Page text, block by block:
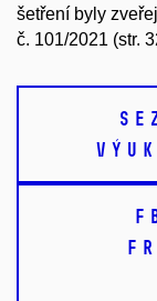
šetření byly
č. 101/2021 (str.